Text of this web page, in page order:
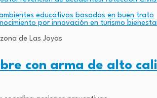
educativos basados en buen trato
por innovación en turismo
con arma de alto